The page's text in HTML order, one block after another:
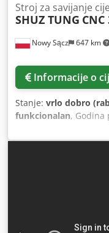
Nowy Sącz 647 km
Stroj za savijanje
SHUZ TUNG CNC
Informacije o
Stanje: vrlo dobro
funkcionalan, Godina
,
Maksimalna debljina
za cijevi i profile